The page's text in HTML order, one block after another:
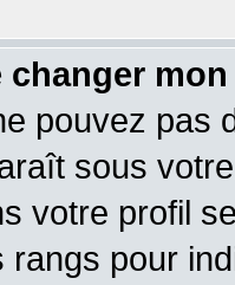
pouvez pas
sous
votre profil
rangs pour